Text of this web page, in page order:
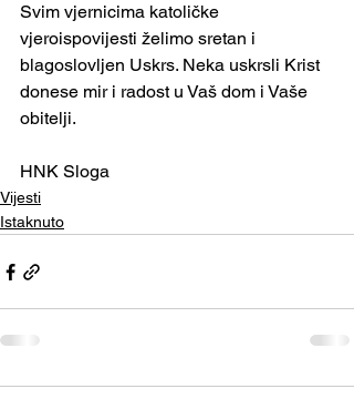
Svim vjernicima katoličke
vjeroispovijesti želimo sretan i
blagoslovljen Uskrs. Neka uskrsli Krist
donese mir i radost u Vaš dom i Vaše
obitelji.
HNK Sloga
Vijesti
Istaknuto